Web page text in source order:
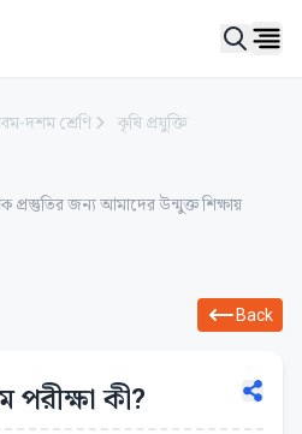
দশম শ্রেণি কৃষি প্রযুক্তি
প্রস্তুতির জন্য আমাদের উন্মুক্ত শিক্ষায়
Back
কী?